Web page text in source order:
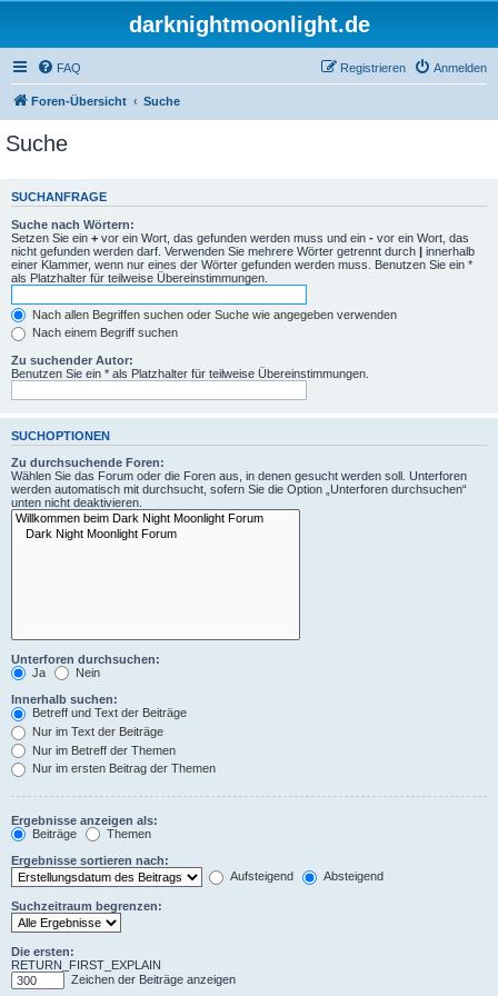
darknightmoonlight.de
FAQ Anmelden
Registrieren
Foren-Übersicht Suche
Suche
SUCHANFRAGE
Suche nach Wörtern:
Setzen Sie ein + vor ein Wort, das gefunden werden muss und ein - vor ein Wort, das
nicht gefunden werden darf. Verwenden Sie mehrere Wörter getrennt durch | innerhalb
einer Klammer, wenn nur eines der Wörter gefunden werden muss. Benutzen Sie ein *
als Platzhalter für teilweise Übereinstimmungen.
Nach allen Begriffen suchen oder Suche wie angegeben verwenden
Nach einem Begriff suchen
Zu suchender Autor:
Benutzen Sie ein * als Platzhalter für teilweise Übereinstimmungen.
SUCHOPTIONEN
Zu durchsuchende Foren:
Wählen Sie das Forum oder die Foren aus, in denen gesucht werden soll. Unterforen
werden automatisch mit durchsucht, sofern Sie die Option „Unterforen durchsuchen“
unten nicht deaktivieren.
Unterforen durchsuchen:
Ja
Nein
Innerhalb suchen:
Betreff und Text der Beiträge
Nur im Text der Beiträge
Nur im Betreff der Themen
Nur im ersten Beitrag der Themen
Ergebnisse anzeigen als:
Beiträge
Themen
Ergebnisse sortieren nach:
Aufsteigend
Absteigend
Suchzeitraum begrenzen:
Die ersten:
RETURN_FIRST_EXPLAIN
Zeichen der Beiträge anzeigen